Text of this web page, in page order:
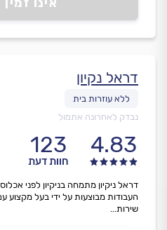
אינו
דראל נקיון
נבדק לאחרונה אתמול
4.83
123
חוות דעת
דראל ניקיון מתמחה בניקיון לפני
העבודות מבוצעות על ידי בעל מקצוע
שירות...